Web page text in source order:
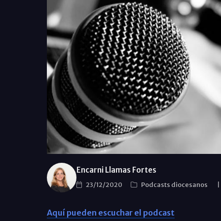
Encarni Llamas Fortes
23/12/2020 Podcasts diocesanos
Aquí pueden escuchar el podcast